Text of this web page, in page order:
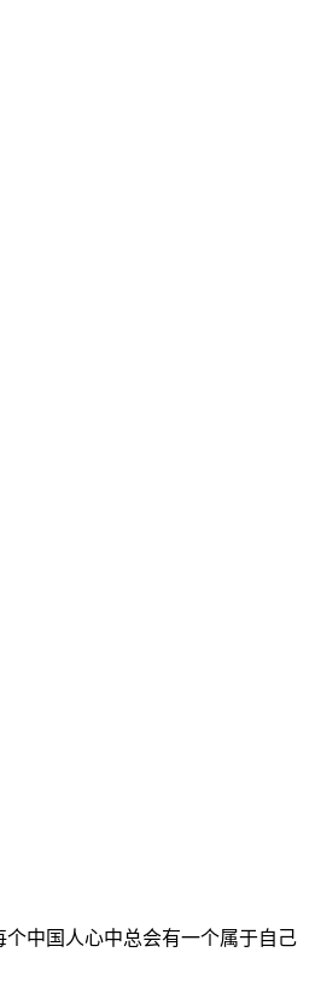
中国人心中总会有一个属于自己